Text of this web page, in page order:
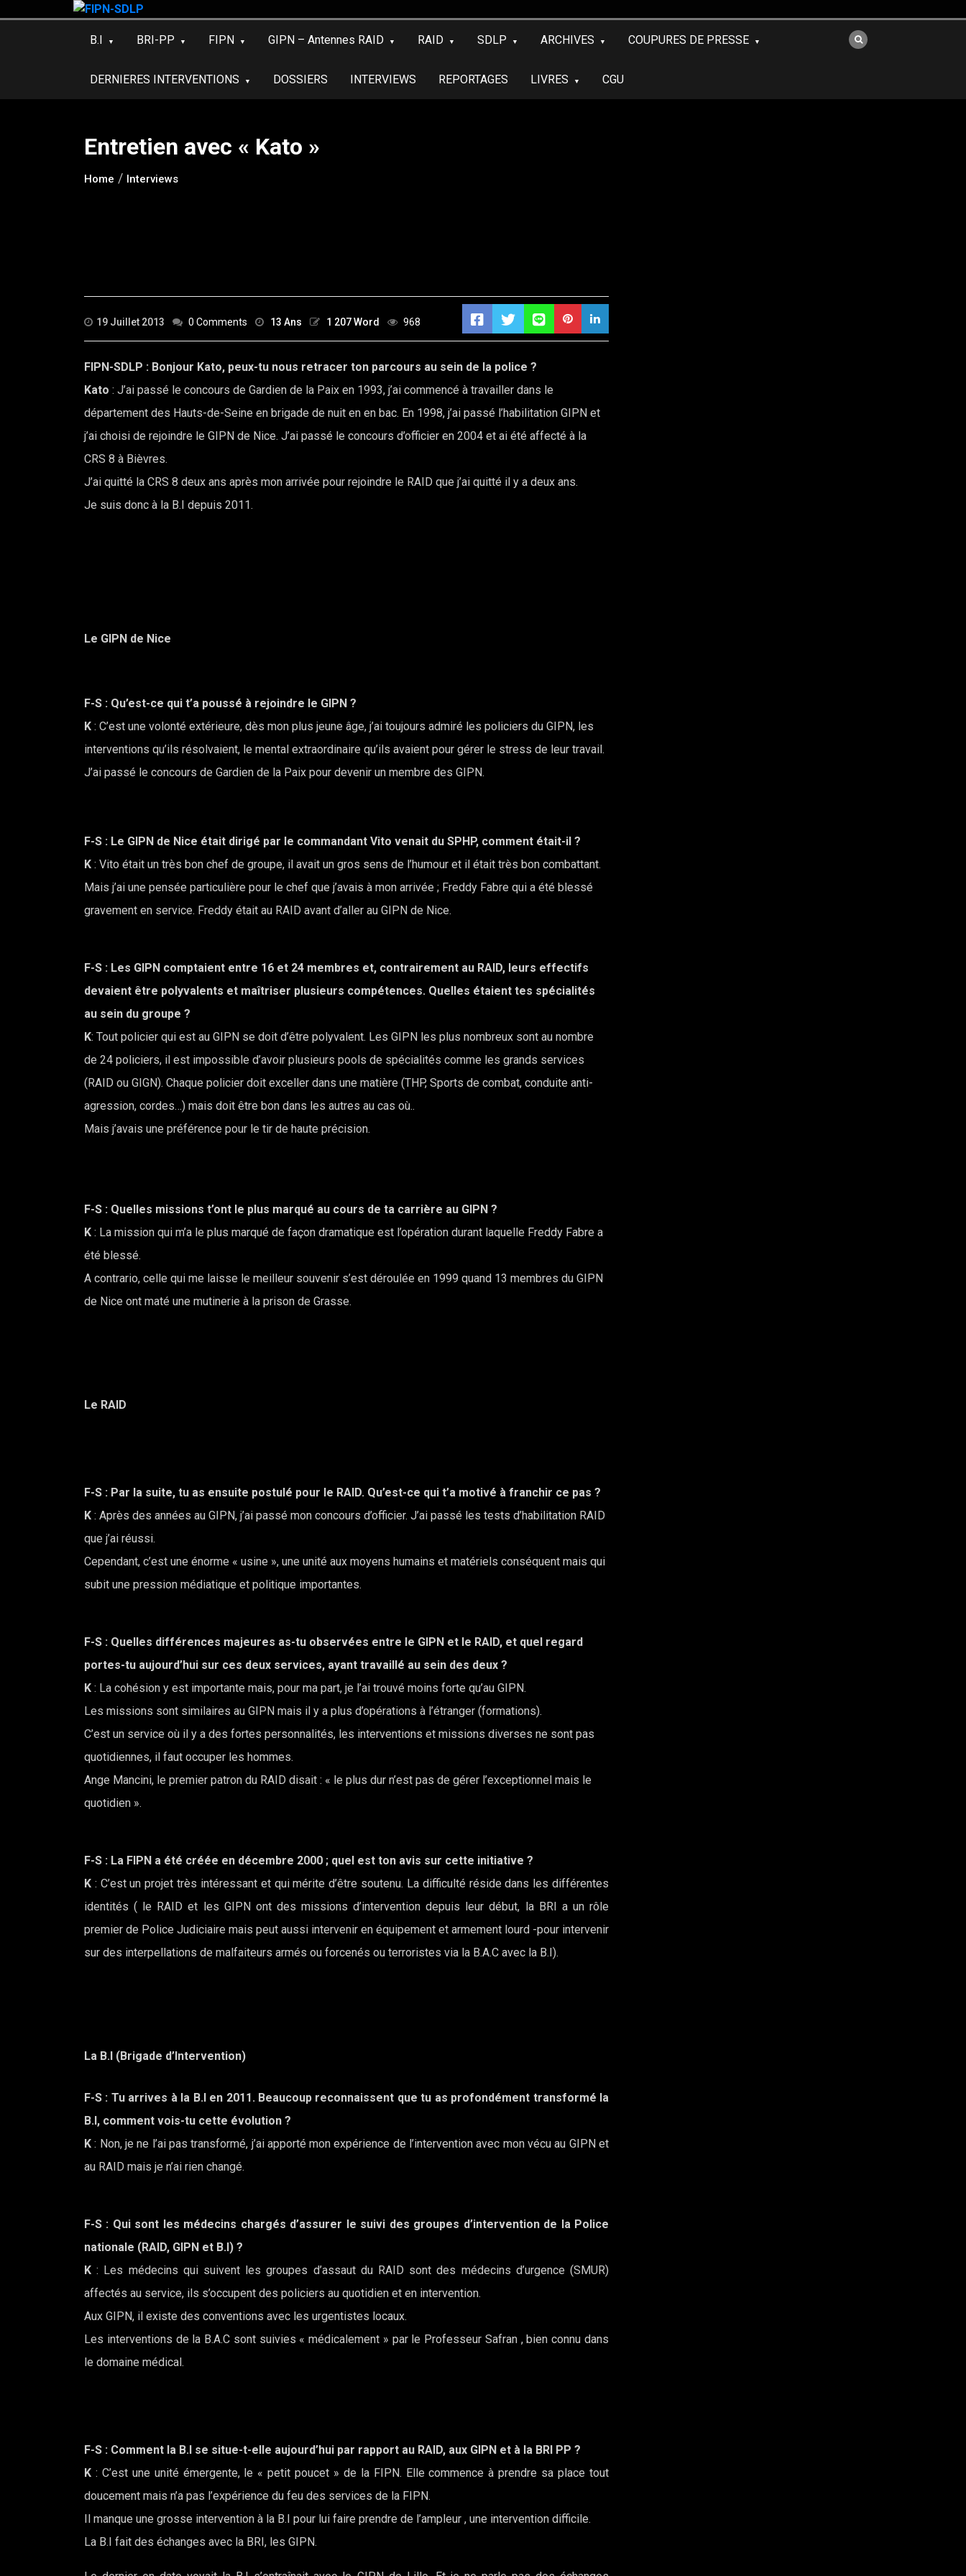
B.I BRI-PP FIPN GIPN – Antennes RAID RAID SDLP ARCHIVES COUPURES DE PRESSE
DERNIERES INTERVENTIONS DOSSIERS INTERVIEWS REPORTAGES LIVRES CGU
Entretien avec « Kato »
Home Interviews
19 Juillet 2013 0 Comments 13 Ans 1 207 Word 968
FIPN-SDLP : Bonjour Kato, peux-tu nous retracer ton parcours au sein de la police ?
Kato : J’ai passé le concours de Gardien de la Paix en 1993, j’ai commencé à travailler dans le
département des Hauts-de-Seine en brigade de nuit en en bac. En 1998, j’ai passé l’habilitation GIPN et
j’ai choisi de rejoindre le GIPN de Nice. J’ai passé le concours d’officier en 2004 et ai été affecté à la
CRS 8 à Bièvres.
J’ai quitté la CRS 8 deux ans après mon arrivée pour rejoindre le RAID que j’ai quitté il y a deux ans.
Je suis donc à la B.I depuis 2011.
Le GIPN de Nice
F-S : Qu’est-ce qui t’a poussé à rejoindre le GIPN ?
K : C’est une volonté extérieure, dès mon plus jeune âge, j’ai toujours admiré les policiers du GIPN, les
interventions qu’ils résolvaient, le mental extraordinaire qu’ils avaient pour gérer le stress de leur travail.
J’ai passé le concours de Gardien de la Paix pour devenir un membre des GIPN.
F-S : Le GIPN de Nice était dirigé par le commandant Vito venait du SPHP, comment était-il ?
K : Vito était un très bon chef de groupe, il avait un gros sens de l’humour et il était très bon combattant.
Mais j’ai une pensée particulière pour le chef que j’avais à mon arrivée ; Freddy Fabre qui a été blessé
gravement en service. Freddy était au RAID avant d’aller au GIPN de Nice.
F-S : Les GIPN comptaient entre 16 et 24 membres et, contrairement au RAID, leurs effectifs
devaient être polyvalents et maîtriser plusieurs compétences. Quelles étaient tes spécialités
au sein du groupe ?
K: Tout policier qui est au GIPN se doit d’être polyvalent. Les GIPN les plus nombreux sont au nombre
de 24 policiers, il est impossible d’avoir plusieurs pools de spécialités comme les grands services
(RAID ou GIGN). Chaque policier doit exceller dans une matière (THP, Sports de combat, conduite anti-
agression, cordes…) mais doit être bon dans les autres au cas où..
Mais j’avais une préférence pour le tir de haute précision.
F-S : Quelles missions t’ont le plus marqué au cours de ta carrière au GIPN ?
K : La mission qui m’a le plus marqué de façon dramatique est l’opération durant laquelle Freddy Fabre a
été blessé.
A contrario, celle qui me laisse le meilleur souvenir s’est déroulée en 1999 quand 13 membres du GIPN
de Nice ont maté une mutinerie à la prison de Grasse.
Le RAID
F-S : Par la suite, tu as ensuite postulé pour le RAID. Qu’est-ce qui t’a motivé à franchir ce pas ?
K : Après des années au GIPN, j’ai passé mon concours d’officier. J’ai passé les tests d’habilitation RAID
que j’ai réussi.
Cependant, c’est une énorme « usine », une unité aux moyens humains et matériels conséquent mais qui
subit une pression médiatique et politique importantes.
F-S : Quelles différences majeures as-tu observées entre le GIPN et le RAID, et quel regard
portes-tu aujourd’hui sur ces deux services, ayant travaillé au sein des deux ?
K : La cohésion y est importante mais, pour ma part, je l’ai trouvé moins forte qu’au GIPN.
Les missions sont similaires au GIPN mais il y a plus d’opérations à l’étranger (formations).
C’est un service où il y a des fortes personnalités, les interventions et missions diverses ne sont pas
quotidiennes, il faut occuper les hommes.
Ange Mancini, le premier patron du RAID disait : « le plus dur n’est pas de gérer l’exceptionnel mais le
quotidien ».
F-S : La FIPN a été créée en décembre 2000 ; quel est ton avis sur cette initiative ?
K : C’est un projet très intéressant et qui mérite d’être soutenu. La difficulté réside dans les différentes
identités ( le RAID et les GIPN ont des missions d’intervention depuis leur début, la BRI a un rôle
premier de Police Judiciaire mais peut aussi intervenir en équipement et armement lourd -pour intervenir
sur des interpellations de malfaiteurs armés ou forcenés ou terroristes via la B.A.C avec la B.I).
La B.I (Brigade d’Intervention)
F-S : Tu arrives à la B.I en 2011. Beaucoup reconnaissent que tu as profondément transformé la
B.I, comment vois-tu cette évolution ?
K : Non, je ne l’ai pas transformé, j’ai apporté mon expérience de l’intervention avec mon vécu au GIPN et
au RAID mais je n’ai rien changé.
F-S : Qui sont les médecins chargés d’assurer le suivi des groupes d’intervention de la Police
nationale (RAID, GIPN et B.I) ?
K : Les médecins qui suivent les groupes d’assaut du RAID sont des médecins d’urgence (SMUR)
affectés au service, ils s’occupent des policiers au quotidien et en intervention.
Aux GIPN, il existe des conventions avec les urgentistes locaux.
Les interventions de la B.A.C sont suivies « médicalement » par le Professeur Safran , bien connu dans
le domaine médical.
F-S : Comment la B.I se situe-t-elle aujourd’hui par rapport au RAID, aux GIPN et à la BRI PP ?
K : C’est une unité émergente, le « petit poucet » de la FIPN. Elle commence à prendre sa place tout
doucement mais n’a pas l’expérience du feu des services de la FIPN.
Il manque une grosse intervention à la B.I pour lui faire prendre de l’ampleur , une intervention difficile.
La B.I fait des échanges avec la BRI, les GIPN.